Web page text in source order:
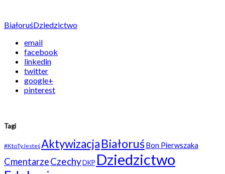
BiałoruśDziedzictwo
email
facebook
linkedin
twitter
google+
pinterest
Tagi
#KtoTyJesteśAktywizacjaBiałoruśBon Pierwszaka
CmentarzeCzechyDKP Dziedzictwo